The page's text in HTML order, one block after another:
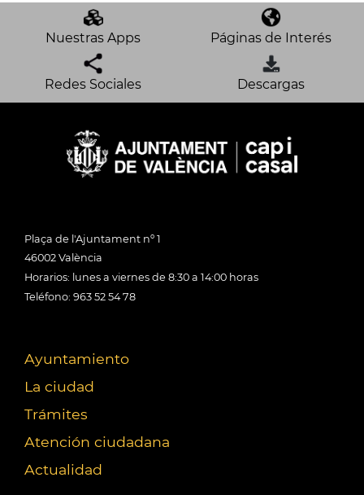
Nuestras Apps Páginas de Interés
Redes Sociales Descargas
Plaça de l'Ajuntament nº 1
46002 València
Horarios: lunes a viernes de 8:30 a 14:00 horas
Teléfono: 963 52 54 78
Ayuntamiento
La ciudad
Trámites
Atención ciudadana
Actualidad